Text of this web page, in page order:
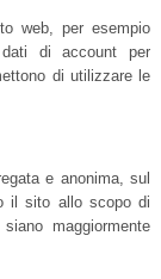
web, per esempio
dati di account per
di utilizzare le
e anonima, sul
il sito allo scopo di
maggiormente